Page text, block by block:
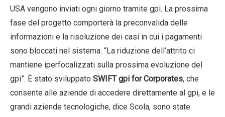
USA vengono inviati ogni giorno tramite gpi. La prossima
fase del progetto comporterà la preconvalida delle
informazioni e la risoluzione dei casi in cui i pagamenti
sono bloccati nel sistema. “La riduzione dell’attrito ci
mantiene iperfocalizzati sulla prossima evoluzione del
gpi”. È stato sviluppato SWIFT gpi for Corporates, che
consente alle aziende di accedere direttamente al gpi, e le
grandi aziende tecnologiche, dice Scola, sono state